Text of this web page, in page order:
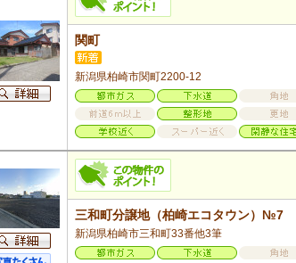
関町
新潟県柏崎市関町2200-12
三和町分譲地（柏崎エコタウン）№7
新潟県柏崎市三和町33番他3筆